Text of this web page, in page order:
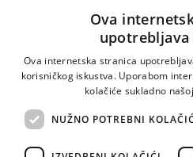
Spinčićeva 1, 21000 Split
Ova
upotrebljava
Ova internetska stranica
korisničkog iskustva. Uporabom
kolačiće sukladno našoj
NUŽNO POTREBNI